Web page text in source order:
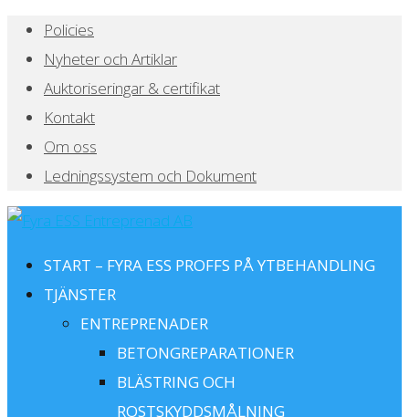
Policies
Nyheter och Artiklar
Auktoriseringar & certifikat
Kontakt
Om oss
Ledningssystem och Dokument
START – FYRA ESS PROFFS PÅ YTBEHANDLING
TJÄNSTER
ENTREPRENADER
BETONGREPARATIONER
BLÄSTRING OCH
ROSTSKYDDSMÅLNING